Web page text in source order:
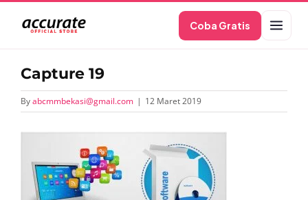
content
Coba Gratis
Capture 19
Byabcmmbekasi@gmail.com | 12 Maret 2019